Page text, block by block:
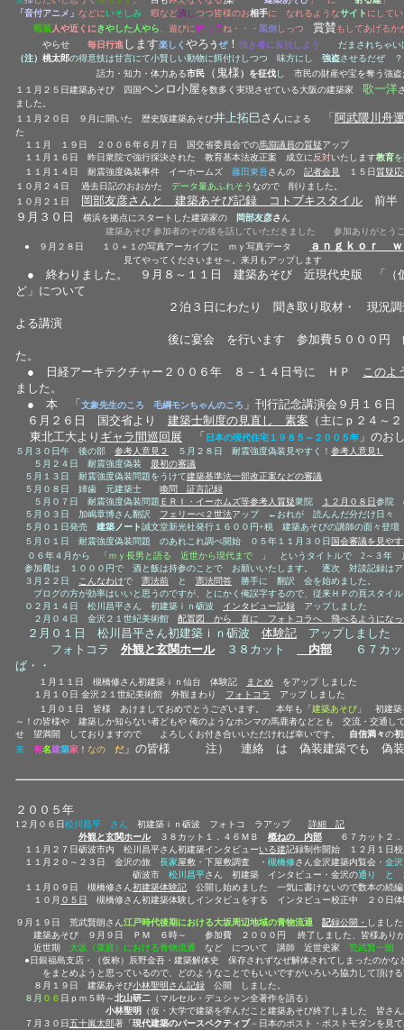
「音付アニメ」 などにいそしみ 暇など潰し つつ皆様のお相手に なれるようなサイト にして
暇菜人や近くに きやした人やら 、遊びに酔ってね・・・ 罵倒 しっつ 賞賛 もしてあげる
やらせ
毎日行進 します楽しく やろ うぜ！ 強き者に反抗しよう
だまされちゃ
（注） 桃太郎の得意技は甘言にて小賢しい動物に餌付けしつつ 味方にし 強盗させるだぜ
話力・知力・体力ある市民 （鬼様）を征伐し 市民の財産や宝を奪う強
１１月２５日建築あそび 四国ヘンロ小屋を数多く実現させている大阪の建築家 歌一洋
ました。
１１月２０日
９月に開いた 歴史版建築あそび井上拓巳さんによる 「 阿武隈川舟運
た
１１月 １９日 ２００６年６月７日 国交省委員会での馬淵議員の質疑アップ
１１月１６日 昨日衆院で強行採決された 教育基本法改正案 成立に反対いたします教育
１１月１４日 耐震強度偽装事件 イーホームズ 藤田東吾さんの 記者会見 １５日質疑
１０月２４日
過去日記のおおかた データ量あふれそうなので 削りました。
１０月２１日
岡部友彦さんと 建築あそび記録 コトブキスタイル 前半
９月３０日
横浜を拠点にスタートした建築家の 岡部友彦さ ん
建築あそび 参加者のその後を話していただきました 参加ありがとう
● ９月２８日 １０＋１の写真アーカイブに ｍｙ写真データ
ａｎｇｋｏｒ
見てやってくださいませ～。来月もアップします
● 終わりました。 ９月８～１１日 建築あそび 近現代史版 「（仮
ど」について
２泊３日にわたり 聞き取り取材・ 現況調査 ８
よる講演
後に宴会 を行います 参加費５０００円 飯＋酒
た。
● 日経アーキテクチャー２００６年 ８－１４日号に ＨＰ このよ
ました。
● 本 「 文象先生のころ 毛綱モンちゃんのころ 」刊行記念講演会９月１６
６月２６日 国交省より 建築士制度の見直し 素案 （主にｐ２４～
東北工大より ギャラ間巡回展 「 日本の現代住宅１９８５～２００５年 」のお
５ 月３０日午 後の部 参考人意見２ ５月２８日 耐震強度偽装見やすく！ 参考人意見1
５月２４日 耐震強度偽装 最初の審議
５月１３日 耐震強度偽装問題をうけて建築基準法一部改正案などの審議
５月０８日 姉歯 元建築士 喚問 証言記録
５月０７日 耐震強度偽装問題 ＥＲＩ・イーホムズ等参考人質疑衆院 １２月０８日参院
５月０３日 加嶋章博さん翻訳 フェリーぺ２世法アップ ←おれが 読んんだ分だけ日々
５月０１日発売 建築ノート誠文堂新光社発行１６００円+税 建築あそびの講師の面々登
５月０１日 耐震強度偽装問題 のあれこれ調べ開始 ０５年１１月３０日 国会審議を見や
０６年４月から 「ｍｙ長男と語る 近世から現代まで 」 というタイトルで 2～３年
参加費は １０００円で 酒と飯は持参のことで お願いいたします。 逐次 対談記録は
３月２２日
こんなわけで 憲法前 と 憲法問答 勝手に 翻訳 会を始めました。
ブログの方が効率はいいと思うのですが、とにかく俺誤字するので、従来ＨＰの頁スタイル
０２月１４日 松川昌平さん 初建築ｉｎ砺波 インタビュー記録 アップしました
２月０４日 金沢２１世紀美術館 配置図 から 直に フォトコラへ 飛べるようにな
２月０１日 松川昌平さん初建築ｉｎ砺波 体験記 アップしました
フォトコラ 外観と玄関ホール３８カット 内部 ６７カッ
ば・・
１月１１日 槻橋修さん初建築ｉｎ仙台 体験記 まとめ をアップ しました
１月１０日 金沢２１世紀美術館 外観まわり フォトコラ
アップ しました
１月０１日 皆様 あけましておめでとうございます。
本年も「建築あそび 」 初建築
～！の皆様や 建築しか知らない者どもや 俺のようなホンマの馬鹿者などとも 交流・交通
せ 望満開 しておりますので よろしくお付き合いいただければ幸いです。 自信満々の
来
有名建築家 ！ なの だ」の皆様 注） 連絡 は 偽装建築でも 偽
２００５年
1２月０６日松川昌平 さん 初建築ｉｎ砺波 フォトコ ラアップ 詳細 記
外観と玄関ホール３８カット１．４６ＭＢ 概ねの 内部 ６７カット２
１１月２７日砺波市内 松川昌平さん初建築インタビューいる建記録制作開始 １２月１日
１１月２０～２３日 金沢の旅 長家屋敷・下屋敷調査 ・ 槻橋修さん金沢建築内覧会・ 金
砺波市 松川昌平さん 初建築 インタビュー・金沢の通り と
１１月０９日 槻橋修さん 初建築体験記 公開し始めました 一気に書けないので数本の続編
１０月 ０５日 槻橋修さん初建築体験しインタビュをする インタビュー校正中 ２０日体
９ 月１９日 荒武賢朗さん 江戸時代後期における大坂周辺地域の青物流通 記録公開 ・ しました
建築あそび ９月９日 ＰＭ ６時～ 参加費 ２０００円 終了しました、皆様あり
近世期 大坂（菜庭）における青物流通 など について 講師 近世史家 荒武賢一朗
●日銀福島支店・（仮称）辰野金吾・建築解体史 保存されずなぜ解体されてしまったのかな
をまとめようと思っているので、どのようなことでもいいですがいろいろ協力して頂
８月１９日 建築あそび小林聖明さん記録 公開 しました。
８月 ０６ 日ｐｍ５時～北山研二 （マルセル・デュシャン全著作を語る）
小林聖明 （仮・大学で建築を学んだこと建築あそび終了しました 皆さ
７月３０日五十嵐太郎著「現代建築のパースペクティブ－ 日本のポスト・ポストモダンを見